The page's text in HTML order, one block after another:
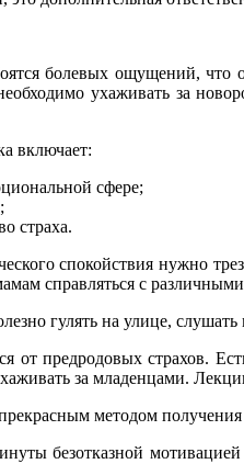
болевых ощущений, что
ухаживать за
включает:
сфере;
страха.
спокойствия нужно
справляться с
гулять на улице,
от предродовых страхов.
за младенцами.
прекрасным методом
безотказной мотивацией